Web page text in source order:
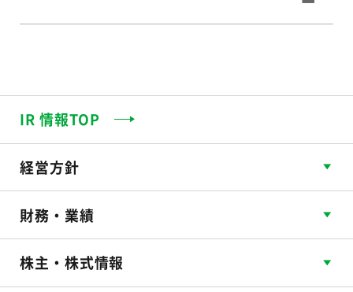
IR 情報TOP
経営方針
財務・業績
株主・株式情報